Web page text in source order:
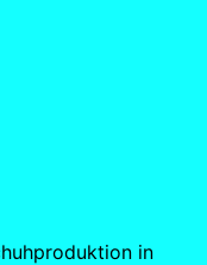
in